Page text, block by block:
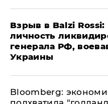
​Взрыв в Balzi Rossi:
личность
генерала РФ,
Украины
Bloomberg: